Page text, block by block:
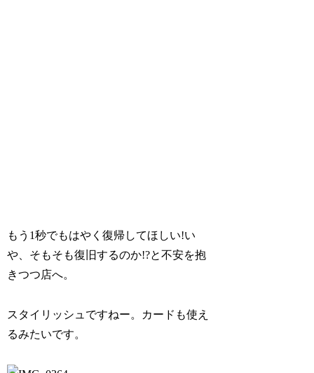
もう1秒でもはやく復帰してほしい!い
や、そもそも復旧するのか!?と不安を抱
きつつ店へ。
スタイリッシュですねー。カードも使え
るみたいです。